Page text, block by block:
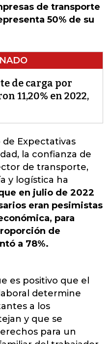
de transporte
50% de su
de carga por
11,20% en 2022,
Expectativas
la confianza de
de transporte,
y logística ha
en julio de 2022
eran pesimistas
para
de
a 78%.
es positivo que el
determine
a los
y que se
para un